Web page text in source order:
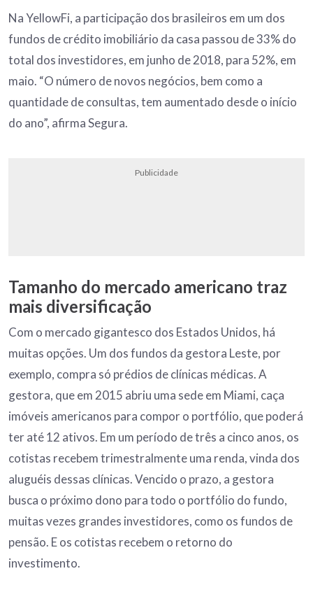
Na YellowFi, a participação dos brasileiros em um dos
fundos de crédito imobiliário da casa passou de 33% do
total dos investidores, em junho de 2018, para 52%, em
maio. “O número de novos negócios, bem como a
quantidade de consultas, tem aumentado desde o início
do ano”, afirma Segura.
Publicidade
Tamanho do mercado americano traz
mais diversificação
Com o mercado gigantesco dos Estados Unidos, há
muitas opções. Um dos fundos da gestora Leste, por
exemplo, compra só prédios de clínicas médicas. A
gestora, que em 2015 abriu uma sede em Miami, caça
imóveis americanos para compor o portfólio, que poderá
ter até 12 ativos. Em um período de três a cinco anos, os
cotistas recebem trimestralmente uma renda, vinda dos
aluguéis dessas clínicas. Vencido o prazo, a gestora
busca o próximo dono para todo o portfólio do fundo,
muitas vezes grandes investidores, como os fundos de
pensão. E os cotistas recebem o retorno do
investimento.